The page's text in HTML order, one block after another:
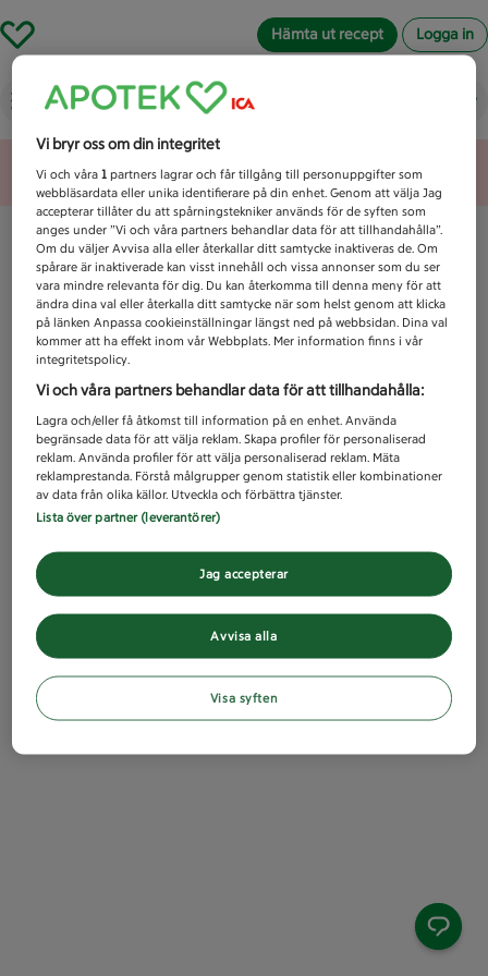
Hämta ut recept Logga in
Vad letar du efter idag?
Unknown error
Vi bryr oss om din integritet
Vi och våra1 partners lagrar och får tillgång till personuppgifter som
webbläsardata eller unika identifierare på din enhet. Genom att välja Jag
accepterar tillåter du att spårningstekniker används för de syften som
anges under ”Vi och våra partners behandlar data för att tillhandahålla”.
Om du väljer Avvisa alla eller återkallar ditt samtycke inaktiveras de. Om
spårare är inaktiverade kan visst innehåll och vissa annonser som du ser
vara mindre relevanta för dig. Du kan återkomma till denna meny för att
ändra dina val eller återkalla ditt samtycke när som helst genom att klicka
på länken Anpassa cookieinställningar längst ned på webbsidan. Dina val
kommer att ha effekt inom vår Webbplats. Mer information finns i vår
integritetspolicy.
Vi och våra partners behandlar data för att tillhandahålla:
Lagra och/eller få åtkomst till information på en enhet. Använda
begränsade data för att välja reklam. Skapa profiler för personaliserad
reklam. Använda profiler för att välja personaliserad reklam. Mäta
reklamprestanda. Förstå målgrupper genom statistik eller kombinationer
av data från olika källor. Utveckla och förbättra tjänster.
Lista över partner (leverantörer)
Avvisa alla
Jag accepterar
Visa syften